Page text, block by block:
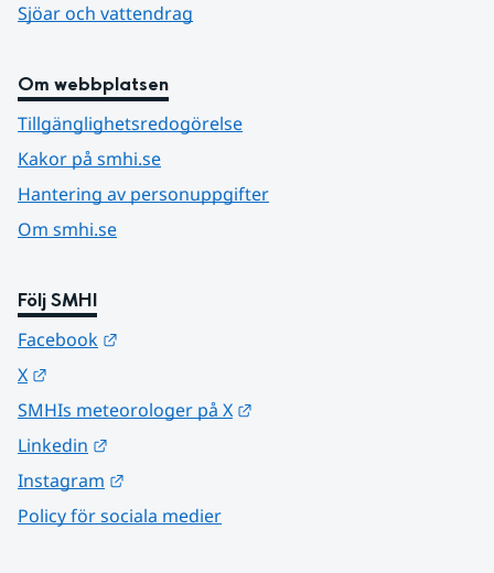
Sjöar och vattendrag
Om webbplatsen
Tillgänglighetsredogörelse
Kakor på smhi.se
Hantering av personuppgifter
Om smhi.se
Följ SMHI
Facebook
X
SMHIs meteorologer på X
Linkedin
Instagram
Policy för sociala medier